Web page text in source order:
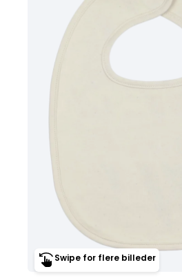
Swipe for flere billeder